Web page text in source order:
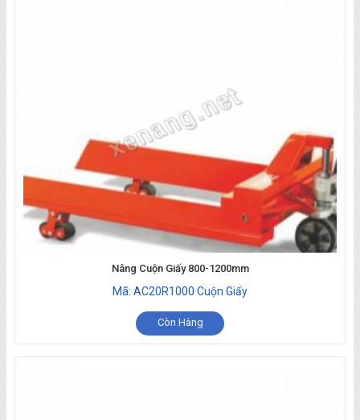
Nâng Cuộn Giấy 800-1200mm
Mã: AC20R1000 Cuộn Giấy
Còn Hàng